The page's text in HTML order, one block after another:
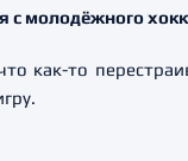
с молодёжного
как-то